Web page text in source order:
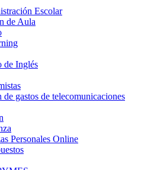
Escolar
de Aula
de Inglés
de gastos de telecomunicaciones
Personales Online